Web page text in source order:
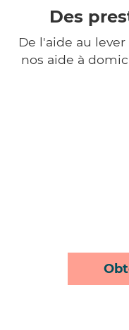
Des
De l'aide au
nos aide à